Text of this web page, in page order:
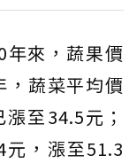
年來，蔬果價
，蔬菜平均價
至34.5元；
，漲至51.3